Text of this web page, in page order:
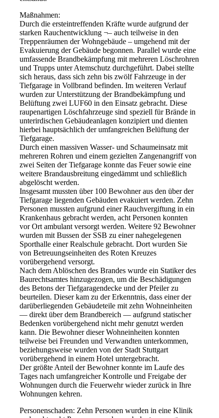
Maßnahmen:
Durch die ersteintreffenden Kräfte wurde aufgrund der
starken Rauchentwicklung ¬– auch teilweise in den
Treppenräumen der Wohngebäude – umgehend mit der
Evakuierung der Gebäude begonnen. Parallel wurde eine
umfassende Brandbekämpfung mit mehreren Löschrohren
und Trupps unter Atemschutz durchgeführt. Dabei stellte
sich heraus, dass sich zehn bis zwölf Fahrzeuge in der
Tiefgarage in Vollbrand befinden. Im weiteren Verlauf
wurden zur Unterstützung der Brandbekämpfung und
Belüftung zwei LUF60 in den Einsatz gebracht. Diese
raupenartigen Löschfahrzeuge sind speziell für Brände in
unterirdischen Gebäudeanlagen konzipiert und dienten
hierbei hauptsächlich der umfangreichen Belüftung der
Tiefgarage.
Durch einen massiven Wasser- und Schaumeinsatz mit
mehreren Rohren und einem gezielten Zangenangriff von
zwei Seiten der Tiefgarage konnte das Feuer sowie eine
weitere Brandausbreitung eingedämmt und schließlich
abgelöscht werden.
Insgesamt mussten über 100 Bewohner aus den über der
Tiefgarage liegenden Gebäuden evakuiert werden. Zehn
Personen mussten aufgrund einer Rauchvergiftung in ein
Krankenhaus gebracht werden, acht Personen konnten
vor Ort ambulant versorgt werden. Weitere 92 Bewohner
wurden mit Bussen der SSB zu einer nahegelegenen
Sporthalle einer Realschule gebracht. Dort wurden Sie
von Betreuungseinheiten des Roten Kreuzes
vorübergehend versorgt.
Nach dem Ablöschen des Brandes wurde ein Statiker des
Baurechtsamtes hinzugezogen, um die Beschädigungen
des Betons der Tiefgaragendecke und der Pfeiler zu
beurteilen. Dieser kam zu der Erkenntnis, dass einer der
darüberliegenden Gebäudeteile mit zehn Wohneinheiten
— direkt über dem Brandbereich — aufgrund statischer
Bedenken vorübergehend nicht mehr genutzt werden
kann. Die Bewohner dieser Wohneinheiten konnten
teilweise bei Freunden und Verwandten unterkommen,
beziehungsweise wurden von der Stadt Stuttgart
vorübergehend in einem Hotel untergebracht.
Der größte Anteil der Bewohner konnte im Laufe des
Tages nach umfangreicher Kontrolle und Freigabe der
Wohnungen durch die Feuerwehr wieder zurück in Ihre
Wohnungen kehren.
Personenschaden: Zehn Personen wurden in eine Klinik